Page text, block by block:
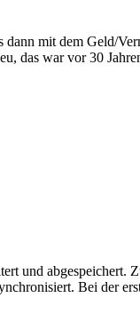
mit dem Geld/
das war vor 30
und abgespeichert.
Bei der